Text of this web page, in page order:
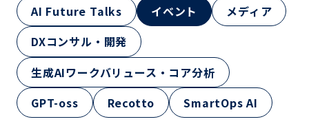
AI Future Talks
イベント
メディア
DXコンサル・開発
生成AIワークバリュース・コア分析
GPT-oss
Recotto SmartOps AI